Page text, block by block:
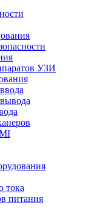
УЗИ
тока
питания